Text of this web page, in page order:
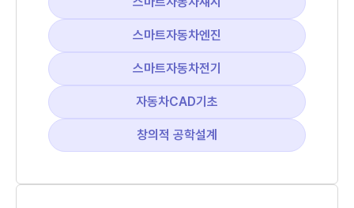
스마트자동차엔진
스마트자동차전기
자동차CAD기초
창의적 공학설계